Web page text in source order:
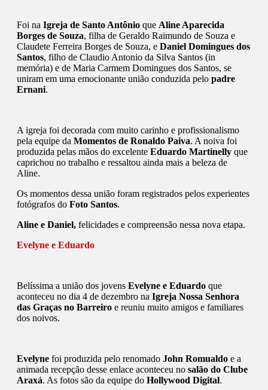
Foi na Igreja de Santo Antônio que Aline Aparecida
Borges de Souza, filha de Geraldo Raimundo de Souza e
Claudete Ferreira Borges de Souza, e Daniel Domingues dos
Santos, filho de Claudio Antonio da Silva Santos (in
memória) e de Maria Carmem Domingues dos Santos, se
uniram em uma emocionante união conduzida pelo padre
Ernani.
A igreja foi decorada com muito carinho e profissionalismo
pela equipe da Momentos de Ronaldo Paiva. A noiva foi
produzida pelas mãos do excelente Eduardo Martinelly que
caprichou no trabalho e ressaltou ainda mais a beleza de
Aline.
Os momentos dessa união foram registrados pelos experientes
fotógrafos do Foto Santos.
Aline e Daniel, felicidades e compreensão nessa nova etapa.
Evelyne e Eduardo
Belíssima a união dos jovens Evelyne e Eduardo que
aconteceu no dia 4 de dezembro na Igreja Nossa Senhora
das Graças no Barreiro e reuniu muito amigos e familiares
dos noivos.
Evelyne foi produzida pelo renomado John Romualdo e a
animada recepção desse enlace aconteceu no salão do Clube
Araxá. As fotos são da equipe do Hollywood Digital.